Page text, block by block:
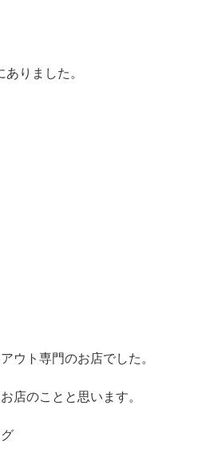
りました。
ウト専門のお店でした。
店のことと思います。